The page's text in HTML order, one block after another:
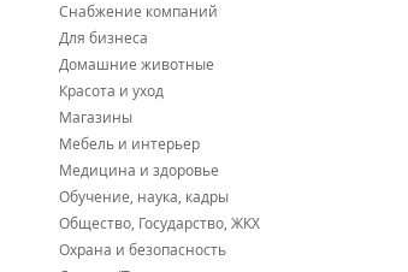
Снабжение компаний
Для бизнеса
Домашние животные
Красота и уход
Магазины
Мебель и интерьер
Медицина и здоровье
Обучение, наука, кадры
Общество, Государство, ЖКХ
Охрана и безопасность